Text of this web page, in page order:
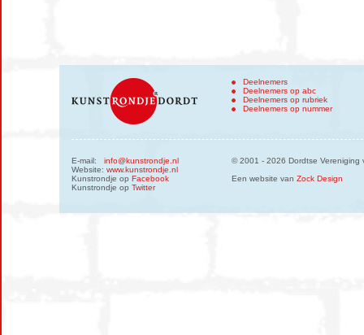
Deelnemers
Deelnemers op abc
Deelnemers op rubriek
Deelnemers op nummer
E-mail: info@kunstrondje.nl
Website: www.kunstrondje.nl
Kunstrondje op Facebook
Kunstrondje op Twitter
© 2001 - 2026 Dordtse Vereniging
Een website van Zock Design